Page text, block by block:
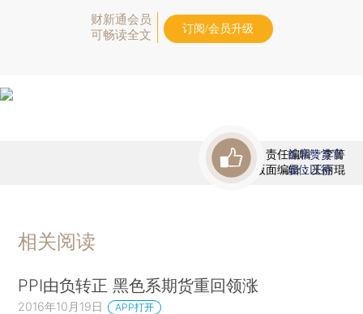
财新通会员
可畅读全文
订阅/会员升级
责任编辑：李箐
版面编辑：王丽琨
首席赞赏官
虚位以待
相关阅读
PPI由负转正 黑色系期货重回领涨
2016年10月19日 APP打开